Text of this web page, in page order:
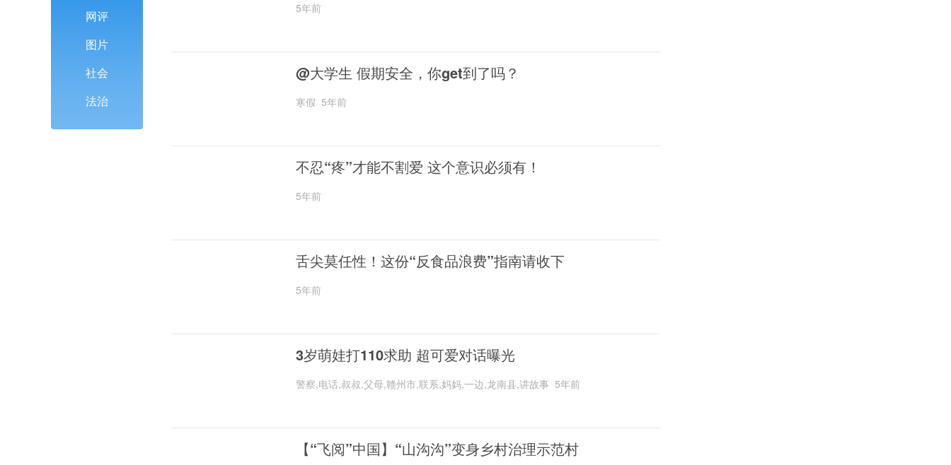
网评
图片
社会
法治
5年前
@大学生 假期安全，你get到了吗？
寒假 5年前
不忍“疼”才能不割爱 这个意识必须有！
5年前
舌尖莫任性！这份“反食品浪费”指南请收下
5年前
3岁萌娃打110求助 超可爱对话曝光
警察,电话,叔叔,父母,赣州市,联系,妈妈,一边,龙南县,讲故事 5年前
【“飞阅”中国】“山沟沟”变身乡村治理示范村